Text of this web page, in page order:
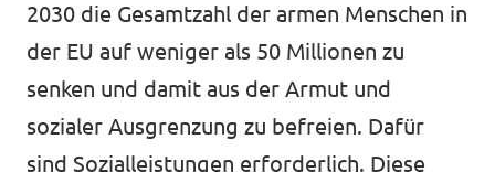
2030 die Gesamtzahl der armen Menschen in
der EU auf weniger als 50 Millionen zu
senken und damit aus der Armut und
sozialer Ausgrenzung zu befreien. Dafür
sind Sozialleistungen erforderlich. Diese